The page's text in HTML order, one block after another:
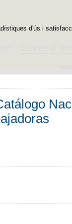
d'ús i